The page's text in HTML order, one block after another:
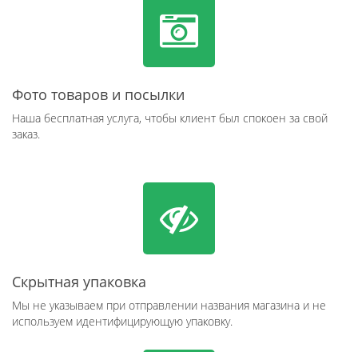
Фото товаров и посылки
Наша бесплатная услуга, чтобы клиент был спокоен за свой
заказ.
Скрытная упаковка
Мы не указываем при отправлении названия магазина и не
используем идентифицирующую упаковку.